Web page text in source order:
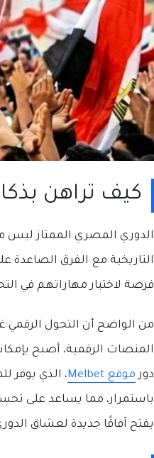
كيف تراهن
الدوري المصري الممتاز ليس
التاريخية مع الفرق الصاعدة
فرصة لاختبار مهاراتهم في
من الواضح أن التحول الرقمي
المنصات الرقمية، أصبح
دورموقع Melbet ، الذي يوفر
باستمرار، مما يساعد على
يفتح آفاقًا جديدة لعشاق